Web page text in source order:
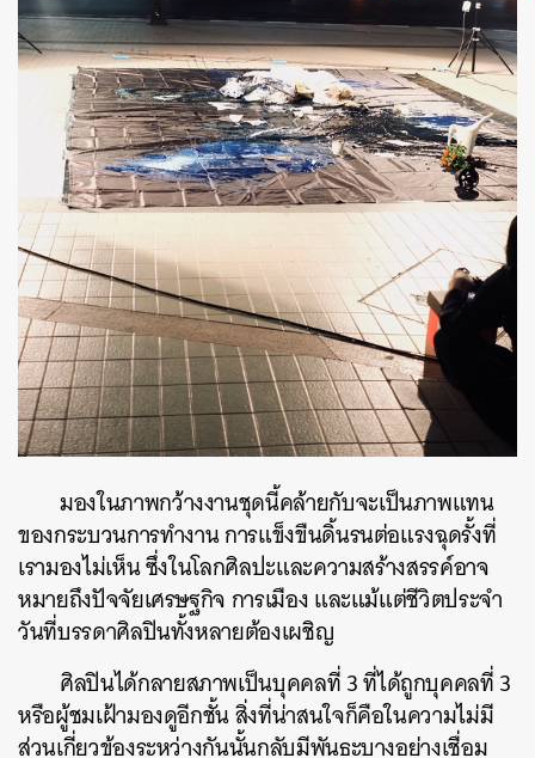
มองในภาพกว้างงานชุดนี้คล้ายกับจะเป็นภาพแทน
ของกระบวนการทำงาน การแข็งขืนดิ้นรนต่อแรงฉุดรั้งที่
เรามองไม่เห็น ซึ่งในโลกศิลปะและความสร้างสรรค์อาจ
หมายถึงปัจจัยเศรษฐกิจ การเมือง และแม้แต่ชีวิตประจำ
วันที่บรรดาศิลปินทั้งหลายต้องเผชิญ
ศิลปินได้กลายสภาพเป็นบุคคลที่ 3 ที่ได้ถูกบุคคลที่ 3
หรือผู้ชมเฝ้ามองดูอีกชั้น สิ่งที่น่าสนใจก็คือในความไม่มี
ส่วนเกี่ยวข้องระหว่างกันนั้นกลับมีพันธะบางอย่างเชื่อม